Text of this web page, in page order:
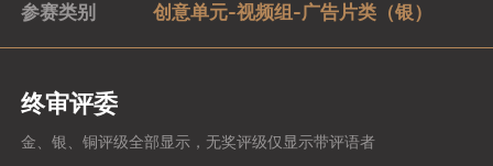
参赛类别
创意单元-视频组-广告片类（银）
终审评委
金、银、铜评级全部显示，无奖评级仅显示带评语者